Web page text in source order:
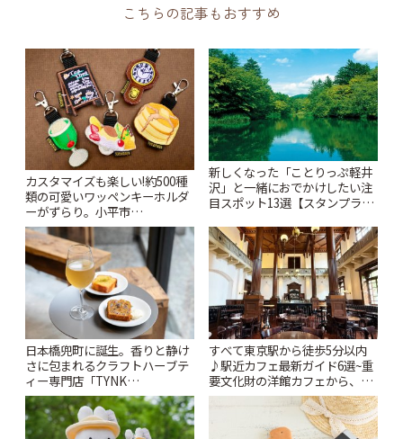
こちらの記事もおすすめ
カスタマイズも楽しい!約500種
類の可愛いワッペンキーホルダ
ーがずらり。小平市
「Kimamaya T&K」 | ことりっ
ぷ
新しくなった「ことりっぷ軽井
沢」と一緒におでかけしたい注
目スポット13選【スタンプラリ
日本橋兜町に誕生。香りと静け
さに包まれるクラフトハーブテ
ィー専門店「TYNK
Kabutocho」 | ことりっぷ
すべて東京駅から徒歩5分以内
♪駅近カフェ最新ガイド6選~重
要文化財の洋館カフェから、改
札すぐのレトロ喫茶まで~ | こと